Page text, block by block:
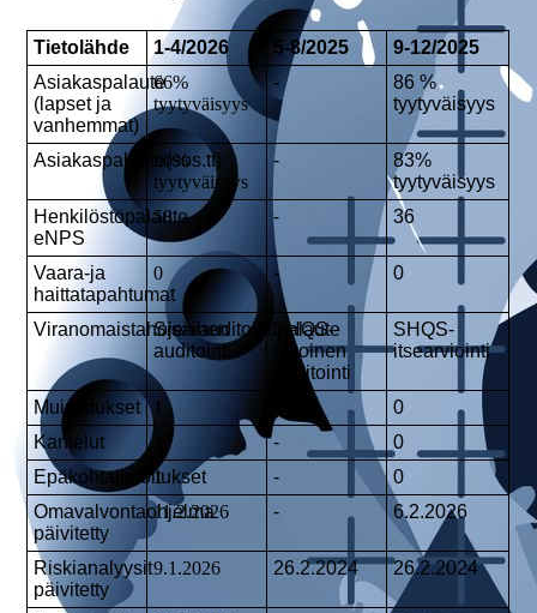
Tietolähde 1-4/2026 5-8/2025
9-12/2025
Asiakaspalaute
(lapset ja
vanhemmat)
66%
tyytyväisyys
-
86 %
tyytyväisyys
Asiakaspalaute(sos.tt)
90%
tyytyväisyys
-
83%
tyytyväisyys
Henkilöstöpalaute
eNPS
58 - 36
Vaara-ja
haittatapahtumat
0 - 0
Viranomaistahojen/auditointipalaute
Sisäinen
auditointi
SHQS-
ulkoinen
auditointi
SHQS-
itsearviointi
Muistutukset 1
0
Kantelut
-
0
Epäkohtailmoitukset
1 -
0
Omavalvontaohjelma
päivitetty
11.2.2026 - 6.2.2026
Riskianalyysit
päivitetty
9.1.2026 26.2.2024 26.2.2024